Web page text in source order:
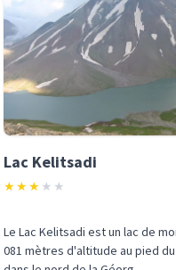
Lac Kelitsadi
★★★ ★ ★
Le Lac Kelitsadi est un lac de
081 mètres d'altitude au pied